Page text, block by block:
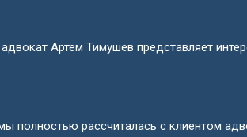
Артём Тимушев представляет
полностью рассчиталась с клиентом